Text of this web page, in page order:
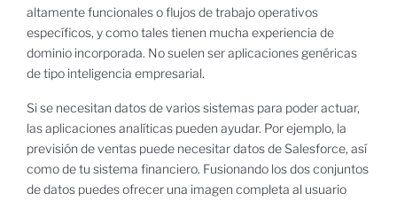
altamente funcionales o flujos de trabajo operativos
específicos, y como tales tienen mucha experiencia de
dominio incorporada. No suelen ser aplicaciones genéricas
de tipo inteligencia empresarial.
Si se necesitan datos de varios sistemas para poder actuar,
las aplicaciones analíticas pueden ayudar. Por ejemplo, la
previsión de ventas puede necesitar datos de Salesforce, así
como de tu sistema financiero. Fusionando los dos conjuntos
de datos puedes ofrecer una imagen completa al usuario